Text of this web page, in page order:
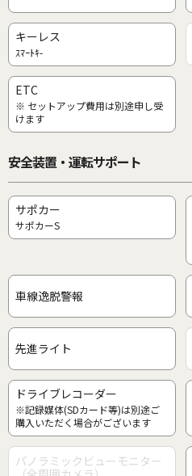
キーレス
ｽﾏｰﾄｷ-
ETC
※ セットアップ費用は別途申し受
けます
安全装置・運転サポート
サポカー
サポカーS
車線逸脱警報
先進ライト
ドライブレコーダー
※記録媒体(SDカード等)は別途ご
購入いただく場合がございます
パノラミックビューモニター